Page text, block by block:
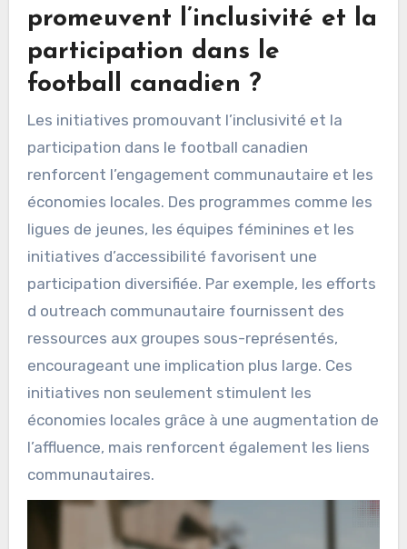
promeuvent l’inclusivité et la
participation dans le
football canadien ?
Les initiatives promouvant l’inclusivité et la
participation dans le football canadien
renforcent l’engagement communautaire et les
économies locales. Des programmes comme les
ligues de jeunes, les équipes féminines et les
initiatives d’accessibilité favorisent une
participation diversifiée. Par exemple, les efforts
d outreach communautaire fournissent des
ressources aux groupes sous-représentés,
encourageant une implication plus large. Ces
initiatives non seulement stimulent les
économies locales grâce à une augmentation de
l’affluence, mais renforcent également les liens
communautaires.